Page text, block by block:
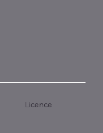
Licence